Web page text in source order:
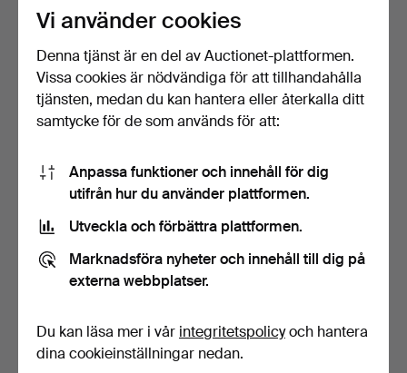
ÖRHÄNGEN. Ett par,
droppformade, 18k guld.
15 bud
170 USD
BIJOUTERIER. Mestadels
halsband.
1 bud
22 USD
Vi använder cookies
Denna tjänst är en del av Auctionet-plattformen.
Vissa cookies är nödvändiga för att tillhandahålla
tjänsten, medan du kan hantera eller återkalla ditt
samtycke för de som används för att:
Anpassa funktioner och innehåll för dig
utifrån hur du använder plattformen.
Utveckla och förbättra plattformen.
Marknadsföra nyheter och innehåll till dig på
externa webbplatser.
Du kan läsa mer i vår integritetspolicyoch hantera
dina cookieinställningar nedan.